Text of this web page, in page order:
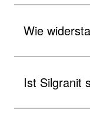
Wie
Ist Silgranit